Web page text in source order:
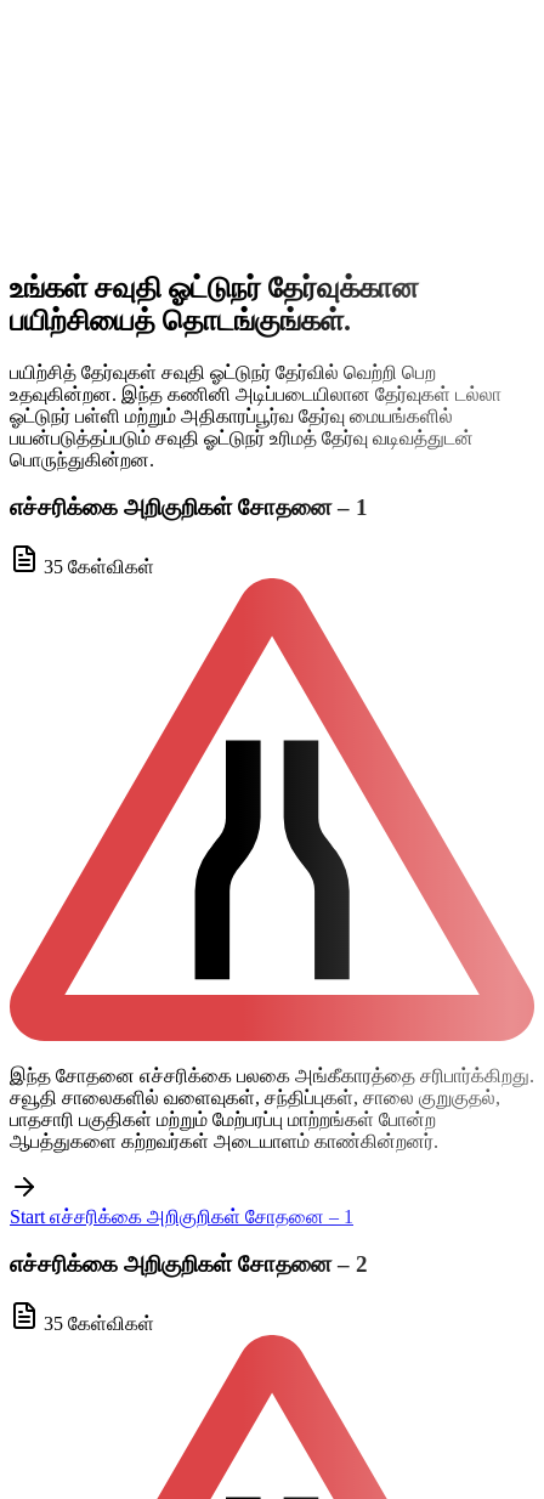
உங்கள் சவுதி ஓட்டுநர் தேர்வுக்கான
பயிற்சியைத் தொடங்குங்கள்.
பயிற்சித் தேர்வுகள் சவுதி ஓட்டுநர் தேர்வில் வெற்றி பெற
உதவுகின்றன. இந்த கணினி அடிப்படையிலான தேர்வுகள் டல்லா
ஓட்டுநர் பள்ளி மற்றும் அதிகாரப்பூர்வ தேர்வு மையங்களில்
பயன்படுத்தப்படும் சவுதி ஓட்டுநர் உரிமத் தேர்வு வடிவத்துடன்
பொருந்துகின்றன.
எச்சரிக்கை அறிகுறிகள் சோதனை – 1
35 கேள்விகள்
இந்த சோதனை எச்சரிக்கை பலகை அங்கீகாரத்தை சரிபார்க்கிறது.
சவூதி சாலைகளில் வளைவுகள், சந்திப்புகள், சாலை குறுகுதல்,
பாதசாரி பகுதிகள் மற்றும் மேற்பரப்பு மாற்றங்கள் போன்ற
ஆபத்துகளை கற்றவர்கள் அடையாளம் காண்கின்றனர்.
Start எச்சரிக்கை அறிகுறிகள் சோதனை – 1
எச்சரிக்கை அறிகுறிகள் சோதனை – 2
35 கேள்விகள்